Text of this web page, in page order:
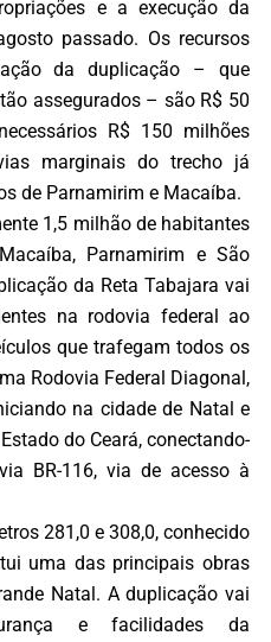
e a execução da
passado. Os recursos
da duplicação – que
assegurados – são R$ 50
R$ 150 milhões
marginais do trecho já
de Parnamirim e Macaíba.
1,5 milhão de habitantes
Parnamirim e São
da Reta Tabajara vai
na rodovia federal ao
que trafegam todos os
Rodovia Federal Diagonal,
na cidade de Natal e
do Ceará, conectando-
BR-116, via de acesso à
281,0 e 308,0, conhecido
uma das principais obras
Natal. A duplicação vai
e facilidades da